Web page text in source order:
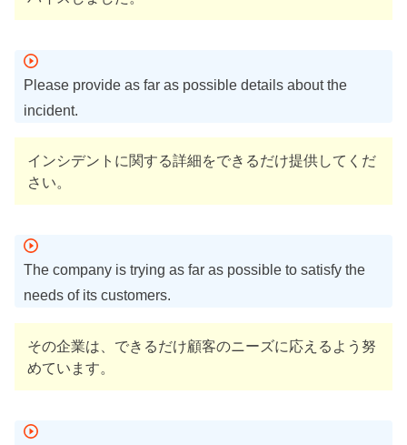
Please provide as far as possible details about the
incident.
インシデントに関する詳細をできるだけ提供してくだ
さい。
The company is trying as far as possible to satisfy the
needs of its customers.
その企業は、できるだけ顧客のニーズに応えるよう努
めています。